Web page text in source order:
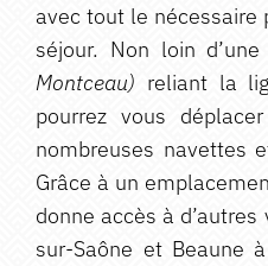
avec tout le nécessaire
séjour. Non loin d’une
Montceau) reliant la
pourrez vous
nombreuses navettes
Grâce à un
donne accès à
sur-Saône et Beaune